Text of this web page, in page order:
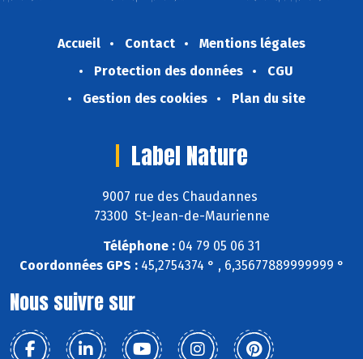
Accueil Contact
Mentions légales
Protection des données
CGU
Gestion des cookies
Plan du site
Label Nature
9007 rue des Chaudannes
73300 St-Jean-de-Maurienne
Téléphone : 04 79 05 06 31
Coordonnées GPS :45,2754374 ° , 6,35677889999999 °
Nous suivre sur